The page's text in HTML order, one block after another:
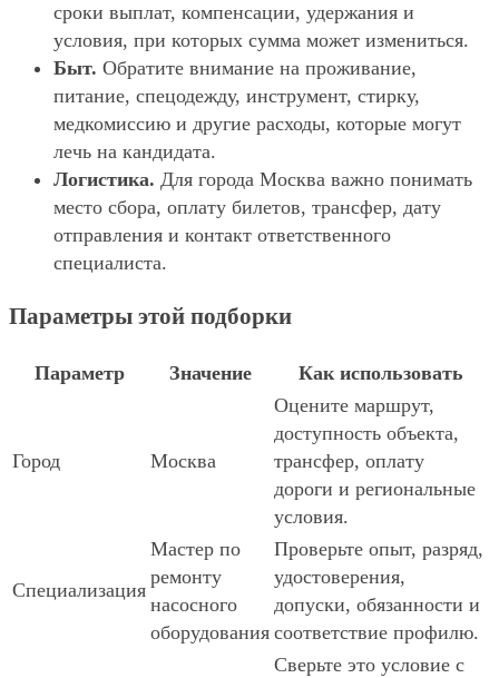
сроки выплат, компенсации, удержания и
условия, при которых сумма может измениться.
Быт. Обратите внимание на проживание,
питание, спецодежду, инструмент, стирку,
медкомиссию и другие расходы, которые могут
лечь на кандидата.
Логистика. Для города Москва важно понимать
место сбора, оплату билетов, трансфер, дату
отправления и контакт ответственного
специалиста.
Параметры этой подборки
Параметр Значение Как использовать
Город Москва
Оцените маршрут,
доступность объекта,
трансфер, оплату
дороги и региональные
условия.
Специализация
Мастер по
ремонту
насосного
оборудования
Проверьте опыт, разряд,
удостоверения,
допуски, обязанности и
соответствие профилю.
Сверьте это условие с